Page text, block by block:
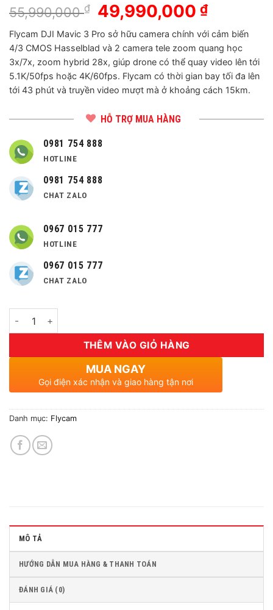
55,990,000₫
Giá
gốc
là:
55,990,000 ₫.
49,990,000₫Giá
tại
là:
Flycam DJI Mavic 3 Pro sở hữu camera chính với cảm biến
4/3 CMOS Hasselblad và 2 camera tele zoom quang học
3x/7x, zoom hybrid 28x, giúp drone có thể quay video lên tới
5.1K/50fps hoặc 4K/60fps. Flycam có thời gian bay tối đa lên
tới 43 phút và truyền video mượt mà ở khoảng cách 15km.
HỖ TRỢ MUA HÀNG
0981 754 888
HOTLINE
0981 754 888
CHAT ZALO
0967 015 777
HOTLINE
0967 015 777
CHAT ZALO
Số lượng
THÊM VÀO GIỎ HÀNG
MUA NGAY
Gọi điện xác nhận và giao hàng tận nơi
Danh mục: Flycam
MÔ TẢ
HƯỚNG DẪN MUA HÀNG & THANH TOÁN
ĐÁNH GIÁ (0)